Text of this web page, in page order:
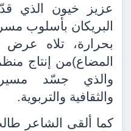
عزيز خيون الذي
البريكان بأسلوب
بحرارة، تلاه عرض
المضاع)من إنتاج
والذي جسّد مسيرة
والثقافية والتربوية.
كما ألقى الشاعر